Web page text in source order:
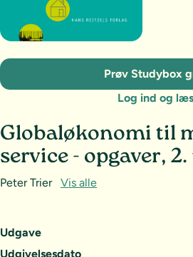
Udgave
Udgivelsesdato
Globaløkonomi til
service - opgaver,
Peter Trier Vis alle
Prøv Studybox
Log ind og læs